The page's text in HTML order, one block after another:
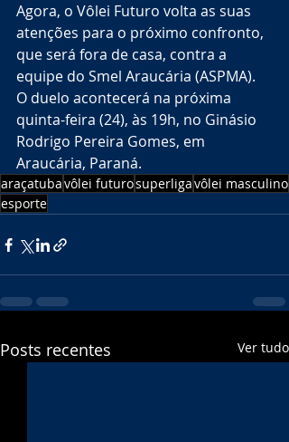
Agora, o Vôlei Futuro volta as suas
atenções para o próximo confronto,
que será fora de casa, contra a
equipe do Smel Araucária (ASPMA).
O duelo acontecerá na próxima
quinta-feira (24), às 19h, no Ginásio
Rodrigo Pereira Gomes, em
Araucária, Paraná.
araçatubavôlei futurosuperligavôlei masculino
esporte
Posts recentes Ver tudo